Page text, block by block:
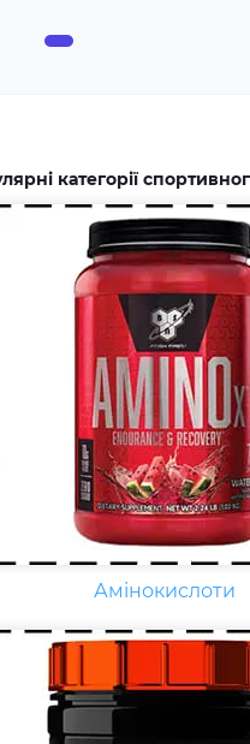
категорії
навантаження та стрес
спеціальні добавки.
Амінокислоти
Креатин – спортивна
яка використовується у
силових видах спорту,
також видах спорту,
з динамічним
або силовою
кислота, що
організмі людини в
м'язах.